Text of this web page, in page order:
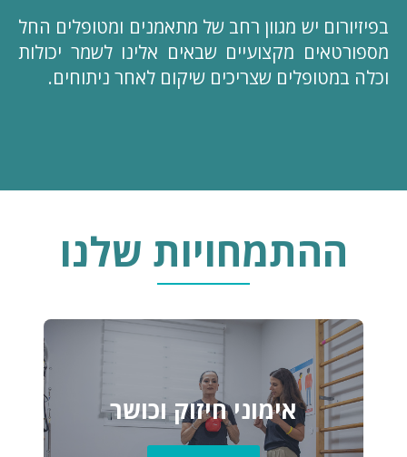
בפיזיורום יש מגוון רחב של מתאמנים ומטופלים החל
מספורטאים מקצועיים שבאים אלינו לשמר יכולות
וכלה במטופלים שצריכים שיקום לאחר ניתוחים.
ההתמחויות שלנו
אימוני חיזוק וכושר